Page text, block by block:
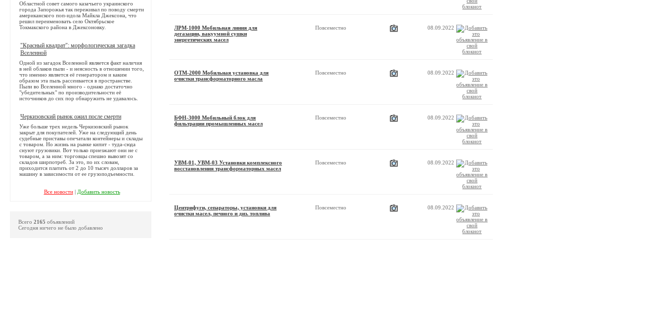
ЛРМ-1000 Мобильная линия для
дегазации, вакуумной сушки
энергетических масел
08.09.2022
Повсеместно
ОТМ-2000 Мобильная установка для
очистки трансформаторного масла
08.09.2022
Повсеместно
БФН-3000 Мобильный блок для
фильтрации промышленных масел
08.09.2022
Повсеместно
УВМ-01, УВМ-03 Установки комплексного
восстановления трансформаторных масел
08.09.2022
Повсеместно
Центрифуги, сепараторы, установки для
очистки масел, печного и диз. топлива
08.09.2022
Повсеместно
Областной совет самого казачьего украинского
города Запорожья так переживал по поводу смерти
американского поп-идола Майкла Джексона, что
решил переименовать село Октябрьское
Токмакского района в Джексоновку.
"Красный квадрат": морфологическая загадка
Вселенной
Одной из загадок Вселенной является факт наличия
в ней облаков пыли - и неясность в отношении того,
что именно является её генератором и каким
образом эта пыль рассеивается в пространстве.
Пыли во Вселенной много - однако достаточно
"убедительных" по производительности её
источников до сих пор обнаружить не удавалось.
Черкизовский рынок ожил после смерти
Уже больше трех недель Черкизовский рынок
закрыт для покупателей. Уже на следующий день
судебные приставы опечатали контейнеры и склады
с товаром. Но жизнь на рынке кипит - туда-сюда
снуют грузовики. Вот только приезжают они не с
товаром, а за ним: торговцы спешно вывозят со
складов ширпотреб. За это, по их словам,
приходится платить от 2 до 10 тысяч долларов за
машину в зависимости от ее грузоподъемности.
Все новости| Добавить новость
Всего 2165 объявлений
Сегодня ничего не было добавлено